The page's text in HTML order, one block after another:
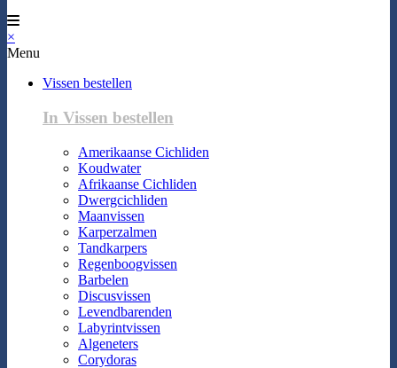
×
Menu
Vissen bestellen
In Vissen bestellen
Amerikaanse Cichliden
Koudwater
Afrikaanse Cichliden
Dwergcichliden
Maanvissen
Karperzalmen
Tandkarpers
Regenboogvissen
Barbelen
Discusvissen
Levendbarenden
Labyrintvissen
Algeneters
Corydoras